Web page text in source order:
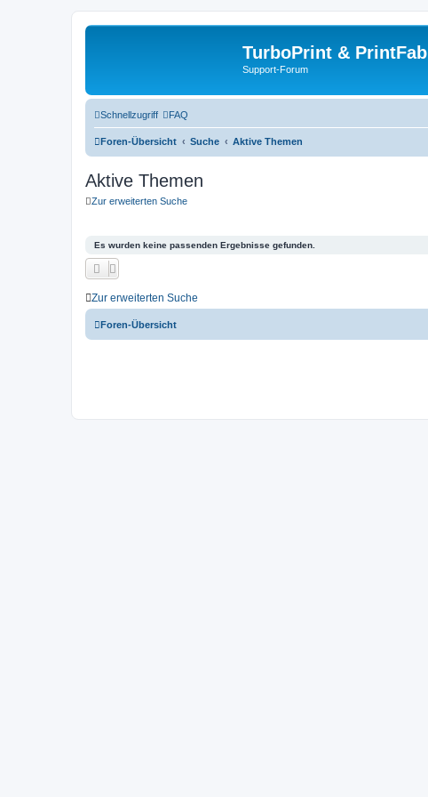
TurboPrint & PrintFab
Support-Forum
Schnellzugriff FAQ
Foren-Übersicht Suche Aktive Themen
Aktive Themen
Zur erweiterten Suche
Es wurden keine passenden Ergebnisse gefunden.
Zur erweiterten Suche
Foren-Übersicht